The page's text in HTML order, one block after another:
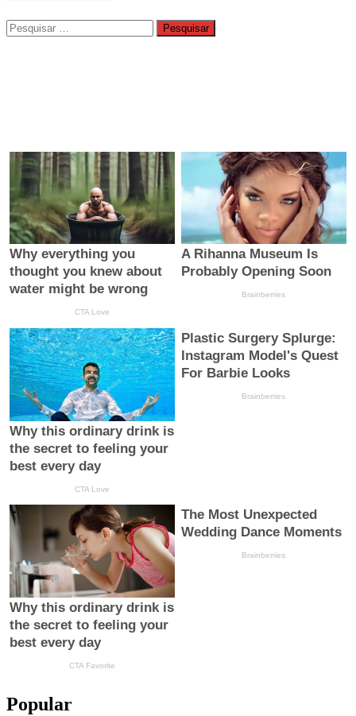
Pesquisar
por:
Popular